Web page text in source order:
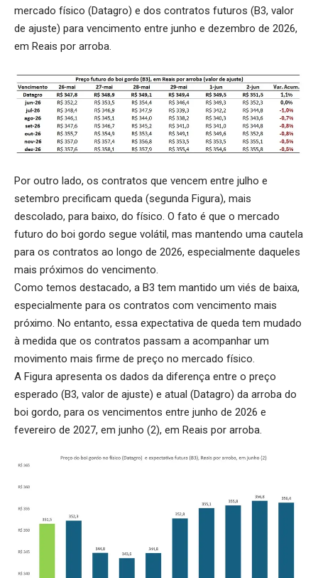
mercado físico (Datagro) e dos contratos futuros (B3, valor
de ajuste) para vencimento entre junho e dezembro de 2026,
em Reais por arroba.
Por outro lado, os contratos que vencem entre julho e
setembro precificam queda (segunda Figura), mais
descolado, para baixo, do físico. O fato é que o mercado
futuro do boi gordo segue volátil, mas mantendo uma cautela
para os contratos ao longo de 2026, especialmente daqueles
mais próximos do vencimento.
Como temos destacado, a B3 tem mantido um viés de baixa,
especialmente para os contratos com vencimento mais
próximo. No entanto, essa expectativa de queda tem mudado
à medida que os contratos passam a acompanhar um
movimento mais firme de preço no mercado físico.
A Figura apresenta os dados da diferença entre o preço
esperado (B3, valor de ajuste) e atual (Datagro) da arroba do
boi gordo, para os vencimentos entre junho de 2026 e
fevereiro de 2027, em junho (2), em Reais por arroba.